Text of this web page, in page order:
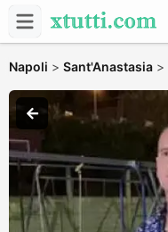
Napoli > Sant'Anastasia >